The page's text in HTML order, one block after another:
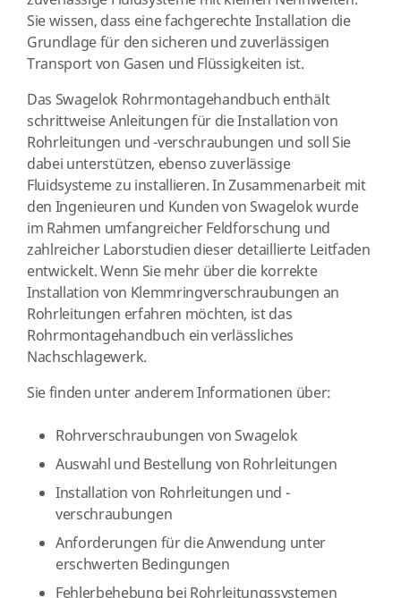
Sie wissen, dass eine fachgerechte Installation die
Grundlage für den sicheren und zuverlässigen
Transport von Gasen und Flüssigkeiten ist.
Das Swagelok Rohrmontagehandbuch enthält
schrittweise Anleitungen für die Installation von
Rohrleitungen und -verschraubungen und soll Sie
dabei unterstützen, ebenso zuverlässige
Fluidsysteme zu installieren. In Zusammenarbeit mit
den Ingenieuren und Kunden von Swagelok wurde
im Rahmen umfangreicher Feldforschung und
zahlreicher Laborstudien dieser detaillierte Leitfaden
entwickelt. Wenn Sie mehr über die korrekte
Installation von Klemmringverschraubungen an
Rohrleitungen erfahren möchten, ist das
Rohrmontagehandbuch ein verlässliches
Nachschlagewerk.
Sie finden unter anderem Informationen über:
Rohrverschraubungen von Swagelok
Auswahl und Bestellung von Rohrleitungen
Installation von Rohrleitungen und -
verschraubungen
Anforderungen für die Anwendung unter
erschwerten Bedingungen
Fehlerbehebung bei Rohrleitungssystemen